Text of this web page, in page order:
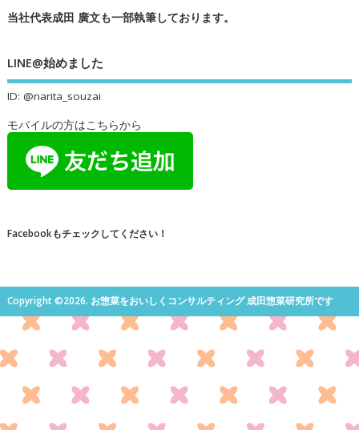
当社代表成田 廣文も一部執筆しております。
LINE@始めました
ID: @narita_souzai
モバイルの方はこちらから
Facebookもチェックしてください！
Copyright ©2026. お惣菜をおいしくコンサルティング 成田惣菜研究所です